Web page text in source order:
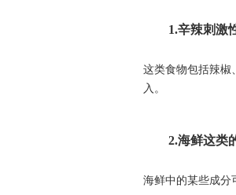
1.辛辣刺激性
这类食物包括辣椒
入。
2.海鲜这类的
海鲜中的某些成分